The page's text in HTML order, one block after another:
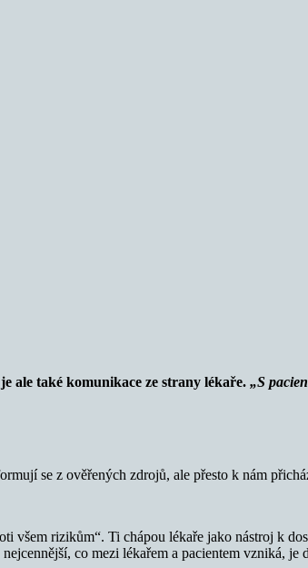
ale také komunikace ze strany lékaře. „S
se z ověřených zdrojů, ale přesto k nám
všem rizikům“. Ti chápou lékaře jako nástroj k
co mezi lékařem a pacientem vzniká, je